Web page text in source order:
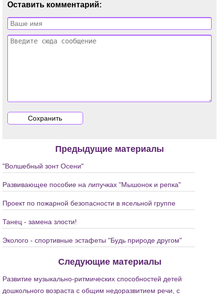
Оставить комментарий:
Предыдущие материалы
"Волшебный зонт Осени"
Развивающее пособие на липучках "Мышонок и репка"
Проект по пожарной безопасности в ясельной группе
Танец - замена злости!
Эколого - спортивные эстафеты "Будь природе другом"
Следующие материалы
Развитие музыкально-ритмических способностей детей
дошкольного возраста с общим недоразвитием речи, с